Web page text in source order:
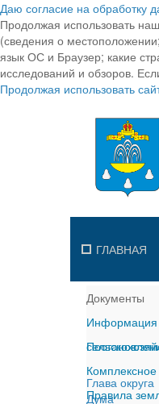
Даю согласие на обработку
Продолжая использовать
(сведения о
язык ОС и Браузер; какие
исследований и обзоров.
Продолжая использовать
ГЛАВНАЯ
Документы
Информация
Правила
Глава округа
Дума